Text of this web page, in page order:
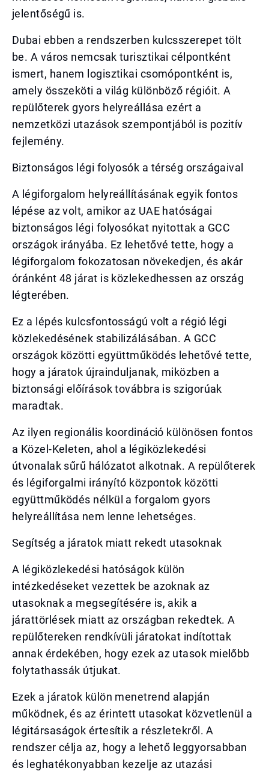
jelentőségű is.
Dubai ebben a rendszerben kulcsszerepet tölt
be. A város nemcsak turisztikai célpontként
ismert, hanem logisztikai csomópontként is,
amely összeköti a világ különböző régióit. A
repülőterek gyors helyreállása ezért a
nemzetközi utazások szempontjából is pozitív
fejlemény.
Biztonságos légi folyosók a térség országaival
A légiforgalom helyreállításának egyik fontos
lépése az volt, amikor az UAE hatóságai
biztonságos légi folyosókat nyitottak a GCC
országok irányába. Ez lehetővé tette, hogy a
légiforgalom fokozatosan növekedjen, és akár
óránként 48 járat is közlekedhessen az ország
légterében.
Ez a lépés kulcsfontosságú volt a régió légi
közlekedésének stabilizálásában. A GCC
országok közötti együttműködés lehetővé tette,
hogy a járatok újrainduljanak, miközben a
biztonsági előírások továbbra is szigorúak
maradtak.
Az ilyen regionális koordináció különösen fontos
a Közel-Keleten, ahol a légiközlekedési
útvonalak sűrű hálózatot alkotnak. A repülőterek
és légiforgalmi irányító központok közötti
együttműködés nélkül a forgalom gyors
helyreállítása nem lenne lehetséges.
Segítség a járatok miatt rekedt utasoknak
A légiközlekedési hatóságok külön
intézkedéseket vezettek be azoknak az
utasoknak a megsegítésére is, akik a
járattörlések miatt az országban rekedtek. A
repülőtereken rendkívüli járatokat indítottak
annak érdekében, hogy ezek az utasok mielőbb
folytathassák útjukat.
Ezek a járatok külön menetrend alapján
működnek, és az érintett utasokat közvetlenül a
légitársaságok értesítik a részletekről. A
rendszer célja az, hogy a lehető leggyorsabban
és leghatékonyabban kezelje az utazási